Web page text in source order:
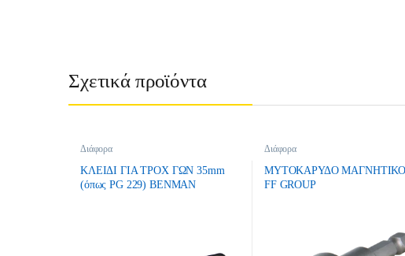
Σχετικά προϊόντα
Διάφορα
ΚΛΕΙΔΙ ΓΙΑ ΤΡΟΧ ΓΩΝ 35mm
(όπως PG 229) BENMAN
Διάφορα
ΜΥΤΟΚΑΡΥΔΟ ΜΑΓΝΗΤΙΚΟ
FF GROUP